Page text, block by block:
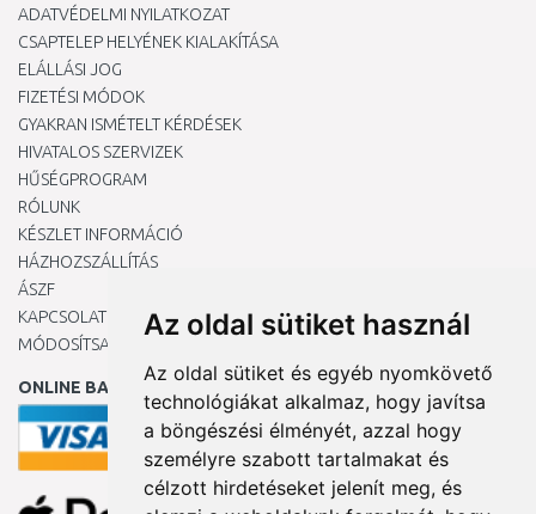
Az oldal sütiket használ
Az oldal sütiket és egyéb nyomkövető
technológiákat alkalmaz, hogy javítsa
a böngészési élményét, azzal hogy
személyre szabott tartalmakat és
célzott hirdetéseket jelenít meg, és
ADATVÉDELMI NYILATKOZAT
CSAPTELEP HELYÉNEK KIALAKÍTÁSA
ELÁLLÁSI JOG
FIZETÉSI MÓDOK
GYAKRAN ISMÉTELT KÉRDÉSEK
HIVATALOS SZERVIZEK
HŰSÉGPROGRAM
RÓLUNK
KÉSZLET INFORMÁCIÓ
HÁZHOZSZÁLLÍTÁS
ÁSZF
KAPCSOLAT
MÓDOSÍTSA A COOKIE-BEÁLLÍTÁSAIMAT
ONLINE BANKKÁRTYÁVAL